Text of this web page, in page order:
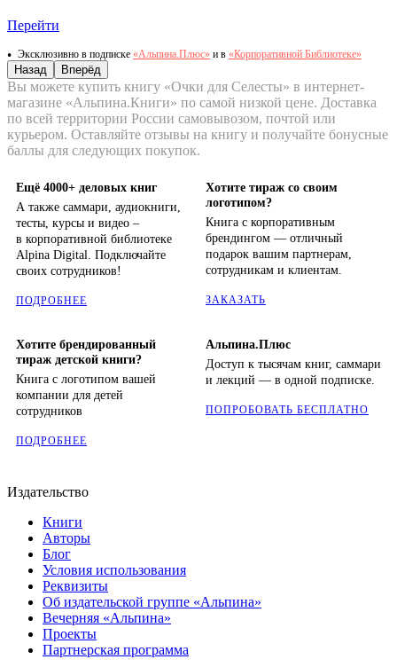
Перейти
Эксклюзивно в подписке «Альпина.Плюс» и в «Корпоративной Библиотеке»
Назад Вперёд
Вы можете купить книгу «Очки для Селесты» в интернет-
магазине «Альпина.Книги» по самой низкой цене. Доставка
по всей территории России самовывозом, почтой или
курьером. Оставляйте отзывы на книгу и получайте бонусные
баллы для следующих покупок.
Ещё 4000+ деловых книг
А также саммари, аудиокниги,
тесты, курсы и видео –
в корпоративной библиотеке
Alpina Digital. Подключайте
своих сотрудников!
ПОДРОБНЕЕ
Хотите тираж со своим
логотипом?
Книга с корпоративным
брендингом — отличный
подарок вашим партнерам,
сотрудникам и клиентам.
ЗАКАЗАТЬ
Хотите брендированный
тираж детской книги?
Книга с логотипом вашей
компании для детей
сотрудников
ПОДРОБНЕЕ
Альпина.Плюс
Доступ к тысячам книг, саммари
и лекций — в одной подписке.
ПОПРОБОВАТЬ БЕСПЛАТНО
Издательство
Книги
Авторы
Блог
Условия использования
Реквизиты
Об издательской группе «Альпина»
Вечерняя «Альпина»
Проекты
Партнерская программа